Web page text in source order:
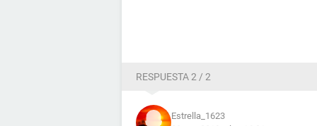
RESPUESTA 2 / 2
Estrella_1623